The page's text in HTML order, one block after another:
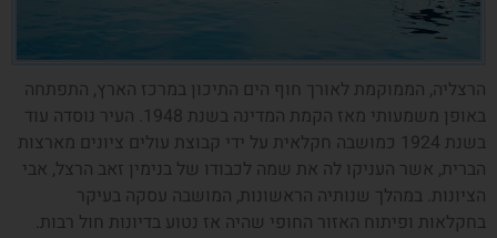
הרצליה, הממוקמת לאורך חוף הים התיכון במרכז הארץ, התפתחה
באופן משמעותי מאז הקמת המדינה בשנת 1948. העיר נוסדה עוד
בשנת 1924 כמושבה חקלאית על ידי קבוצת עולים ציונים מארצות
הברית, אשר העניקו לה את שמה לכבודו של בנימין זאב הרצל, אבי
הציונות. במהלך שנותיה הראשונות, המושבה עסקה בעיקר
בחקלאות ופיתוח האזור החופי שהיה אז נטוע בדיונות חול רבות.